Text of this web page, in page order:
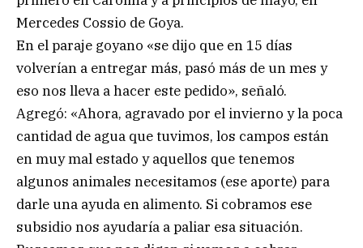
Mercedes Cossio de Goya.
En el paraje goyano «se dijo que en 15 días
volverían a entregar más, pasó más de un mes y
eso nos lleva a hacer este pedido», señaló.
Agregó: «Ahora, agravado por el invierno y la poca
cantidad de agua que tuvimos, los campos están
en muy mal estado y aquellos que tenemos
algunos animales necesitamos (ese aporte) para
darle una ayuda en alimento. Si cobramos ese
subsidio nos ayudaría a paliar esa situación.